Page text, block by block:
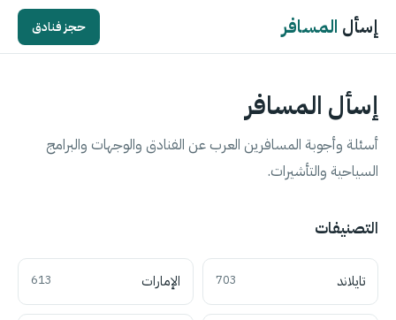
إسأل المسافر حجز فنادق
إسأل المسافر
أسئلة وأجوبة المسافرين العرب عن الفنادق والوجهات والبرامج
السياحية والتأشيرات.
التصنيفات
تايلاند 703 الإمارات 613